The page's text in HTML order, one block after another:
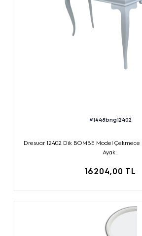
#1448bng12402
Dresuar 12402 Dik BOMBE Model Çekmece
Ayak...
16204,00 TL